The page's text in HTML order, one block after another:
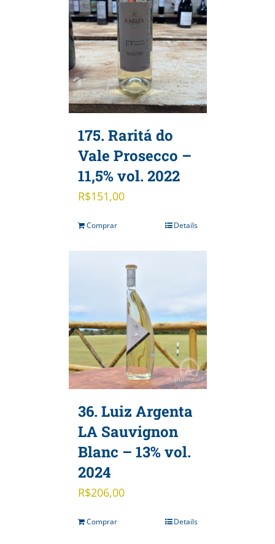
175. Raritá do
Vale Prosecco –
11,5% vol. 2022
R$151,00
Comprar Details
36. Luiz Argenta
LA Sauvignon
Blanc – 13% vol.
2024
R$206,00
Comprar Details